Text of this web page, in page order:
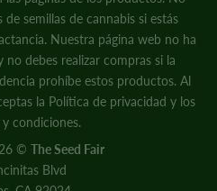
semillas de cannabis si estás
Nuestra página web no ha
debes realizar compras si la
prohíbe estos productos. Al
la Política de privacidad y los
y condiciones.
© The Seed Fair
Blvd